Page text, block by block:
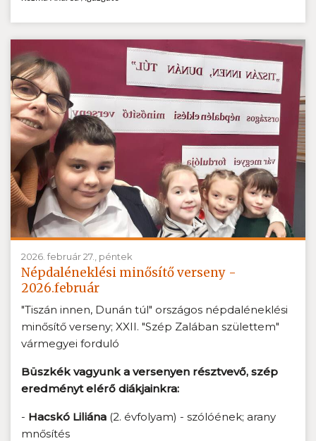
2026. február 27., péntek
Népdaléneklési minősítő verseny -
2026.február
"Tiszán innen, Dunán túl" országos népdaléneklési
minősítő verseny; XXII. "Szép Zalában születtem"
vármegyei forduló
Büszkék vagyunk a versenyen résztvevő, szép
eredményt elérő diákjainkra:
- Hacskó Liliána (2. évfolyam) - szólóének; arany
mnősítés